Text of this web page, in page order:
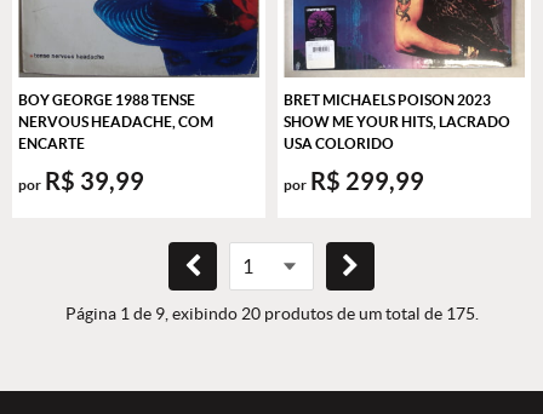
BOY GEORGE 1988 TENSE
NERVOUS HEADACHE, COM
ENCARTE
por R$ 39,99
BRET MICHAELS POISON 2023
SHOW ME YOUR HITS, LACRADO
USA COLORIDO
por R$ 299,99
Página 1 de 9, exibindo 20 produtos de um total de 175.